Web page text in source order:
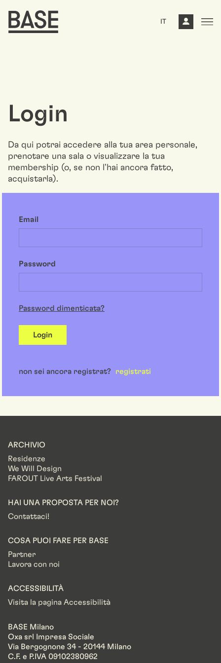
IT
Login
Da qui potrai accedere alla tua area personale,
prenotare una sala o visualizzare la tua
membership (o, se non l'hai ancora fatto,
acquistarla).
Email
Password
Password dimenticata?
Login
non sei ancora registrat? registrati
ARCHIVIO
Residenze
We Will Design
FAROUT Live Arts Festival
HAI UNA PROPOSTA PER NOI?
Contattaci!
COSA PUOI FARE PER BASE
Partner
Lavora con noi
ACCESSIBILITÀ
Visita la pagina Accessibilità
BASE Milano
Oxa srl Impresa Sociale
Via Bergognone 34 - 20144 Milano
C.F. e P.IVA 09102380962